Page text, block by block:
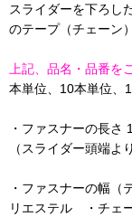
スライダーを下ろし
のテープ（チェーン
上記、品名・品番を
本単位、10本単位、
・ファスナーの長
（スライダー頭端よ
・ファスナーの幅
リエステル ・チェ